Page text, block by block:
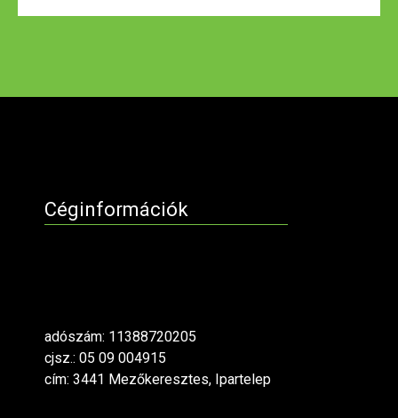
Céginformációk
adószám: 11388720205
cjsz.: 05 09 004915
cím: 3441 Mezőkeresztes, Ipartelep